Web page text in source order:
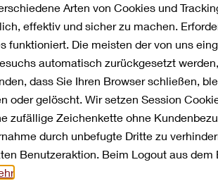
Arten von Cookies und
effektiv und sicher zu machen.
funktioniert. Die meisten der von uns
automatisch zurückgesetzt
dass Sie Ihren Browser schließen,
oder gelöscht. Wir setzen Session
zufällige Zeichenkette ohne
durch unbefugte Dritte zu
Benutzeraktion. Beim Logout aus
Top-